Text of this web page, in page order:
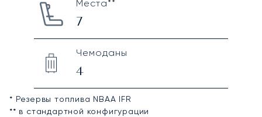
Места**
7
Чемоданы
4
* Резервы топлива NBAA IFR
** в стандартной конфигурации